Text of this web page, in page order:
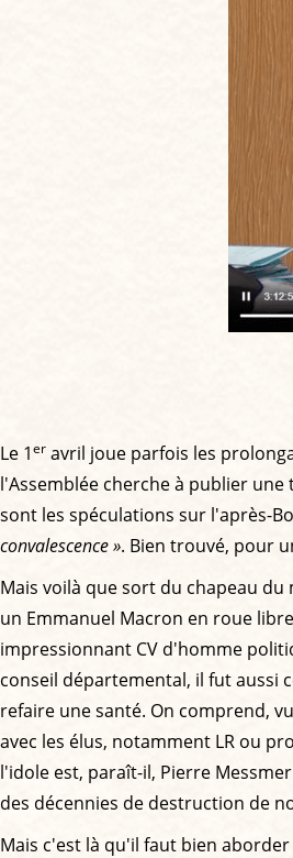
Le 1er avril joue parfois les
l'Assemblée cherche à publier
sont les spéculations sur l'après-
convalescence ». Bien trouvé, pour
Mais voilà que sort du chapeau du
un Emmanuel Macron en roue
impressionnant CV d'homme
conseil départemental, il fut aussi
refaire une santé. On comprend,
avec les élus, notamment LR ou
l'idole est, paraît-il, Pierre
des décennies de destruction de
Mais c'est là qu'il faut bien